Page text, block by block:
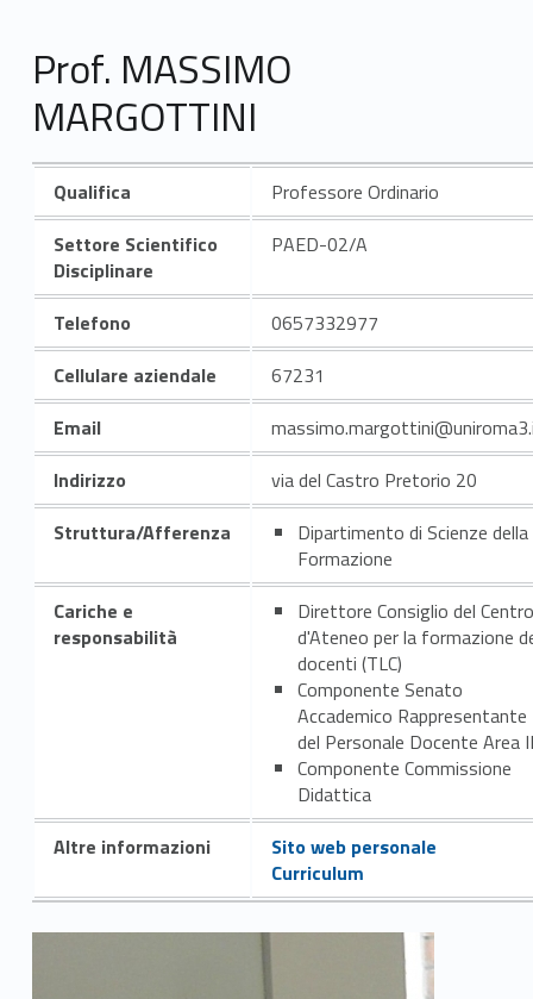
Prof. MASSIMO
MARGOTTINI
Qualifica
Professore Ordinario
Settore Scientifico
Disciplinare
PAED-02/A
Telefono
0657332977
Cellulare aziendale
67231
Email
Indirizzo
via del Castro Pretorio 20
Struttura/Afferenza
Dipartimento di Scienze della
Formazione
Cariche e
responsabilità
Direttore Consiglio del Centro
d'Ateneo per la formazione
docenti (TLC)
Componente Senato
Accademico Rappresentante
del Personale Docente Area II
Componente Commissione
Didattica
Altre informazioni
Sito web personale
Curriculum